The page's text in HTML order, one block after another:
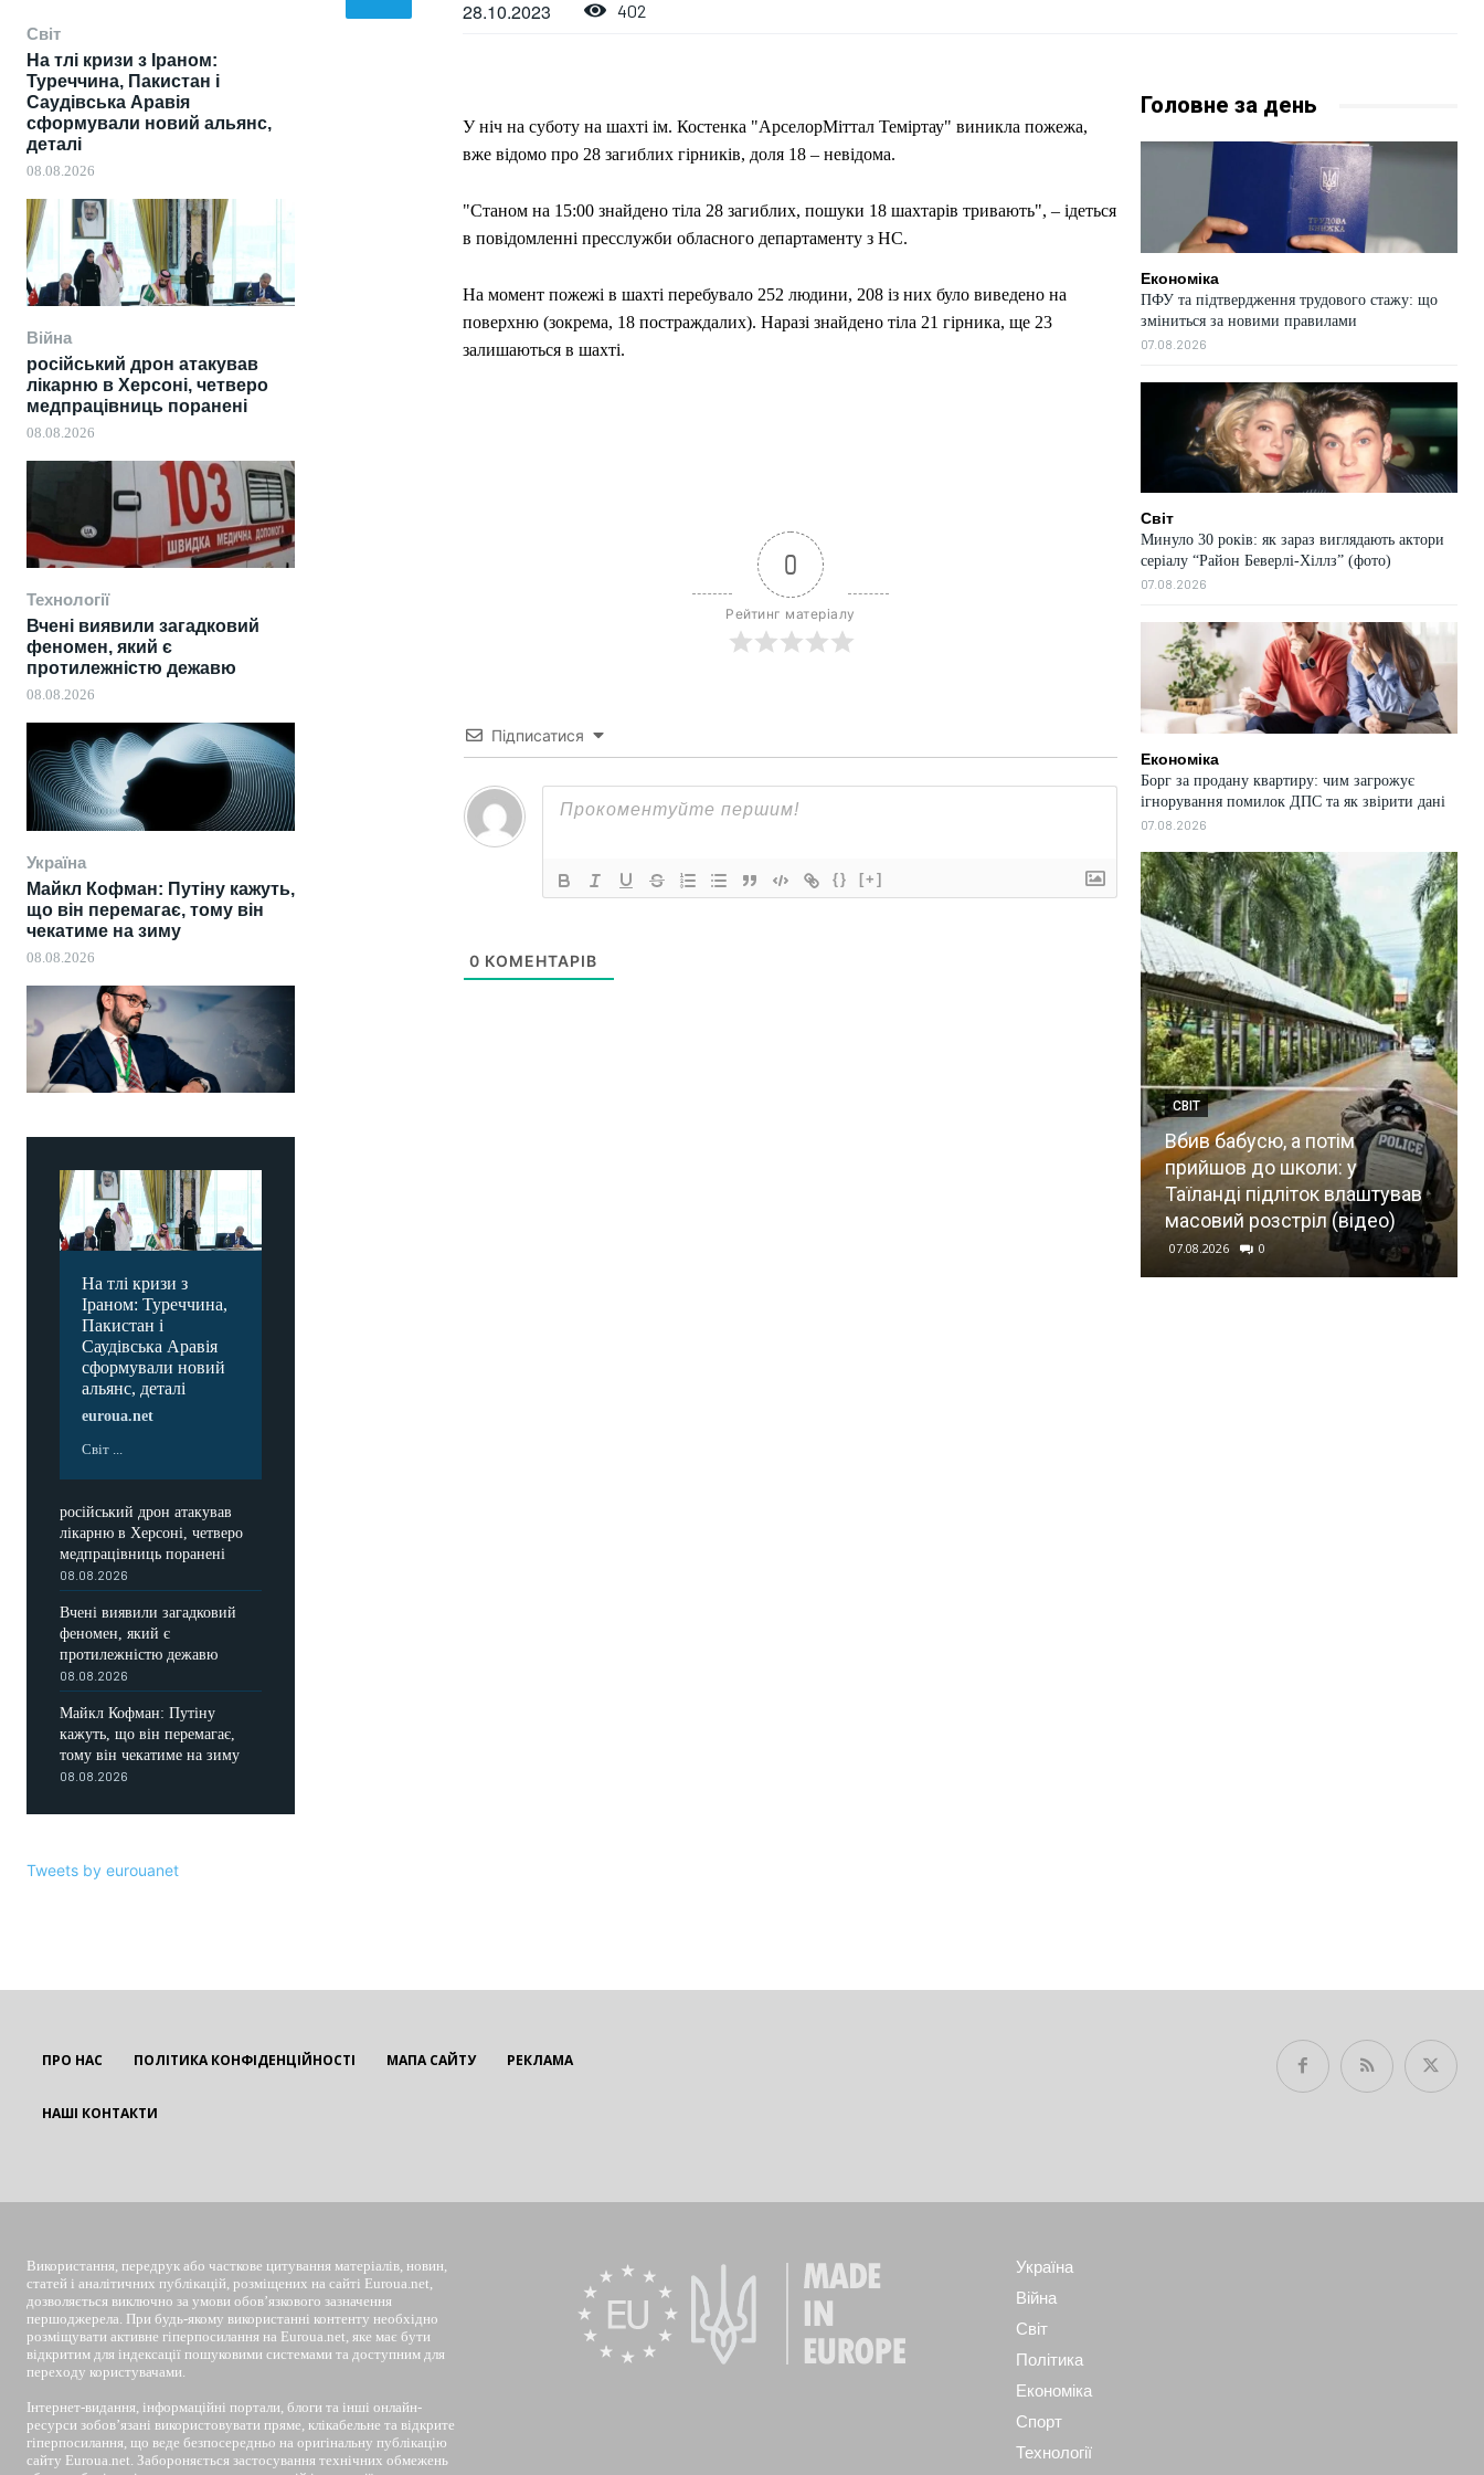
Світ
На тлі кризи з Іраном:
Туреччина, Пакистан і
Саудівська Аравія
сформували новий альянс,
деталі
08.08.2026
Війна
російський дрон атакував
лікарню в Херсоні, четверо
медпрацівниць поранені
08.08.2026
Технології
Вчені виявили загадковий
феномен, який є
протилежністю дежавю
08.08.2026
Україна
Майкл Кофман: Путіну кажуть,
що він перемагає, тому він
чекатиме на зиму
08.08.2026
На тлі кризи з
Іраном: Туреччина,
Пакистан і
Саудівська Аравія
сформували новий
альянс, деталі
euroua.net
Світ ...
російський дрон атакував
лікарню в Херсоні, четверо
медпрацівниць поранені
08.08.2026
Вчені виявили загадковий
феномен, який є
протилежністю дежавю
08.08.2026
Майкл Кофман: Путіну
кажуть, що він перемагає,
тому він чекатиме на зиму
08.08.2026
Tweets by eurouanet
28.10.2023 402
У ніч на суботу на шахті ім. Костенка "АрселорМіттал Теміртау" виникла пожежа,
вже відомо про 28 загиблих гірників, доля 18 – невідома.
"Станом на 15:00 знайдено тіла 28 загиблих, пошуки 18 шахтарів тривають", – ідеться
в повідомленні пресслужби обласного департаменту з НС.
На момент пожежі в шахті перебувало 252 людини, 208 із них було виведено на
поверхню (зокрема, 18 постраждалих). Наразі знайдено тіла 21 гірника, ще 23
залишаються в шахті.
0
Рейтинг матеріалу
Підписатися
{} [+]
0 КОМЕНТАРІВ
Головне за день
Економіка
ПФУ та підтвердження трудового стажу: що
зміниться за новими правилами
07.08.2026
Світ
Минуло 30 років: як зараз виглядають актори
серіалу “Район Беверлі-Хіллз” (фото)
07.08.2026
Економіка
Борг за продану квартиру: чим загрожує
ігнорування помилок ДПС та як звірити дані
07.08.2026
СВІТ
Вбив бабусю, а потім
прийшов до школи: у
Таїланді підліток влаштував
масовий розстріл (відео)
07.08.2026 0
ПРО НАС ПОЛІТИКА КОНФІДЕНЦІЙНОСТІ МАПА САЙТУ РЕКЛАМА
НАШІ КОНТАКТИ
Використання, передрук або часткове цитування матеріалів, новин,
статей і аналітичних публікацій, розміщених на сайті Euroua.net,
дозволяється виключно за умови обов’язкового зазначення
першоджерела. При будь-якому використанні контенту необхідно
розміщувати активне гіперпосилання на Euroua.net, яке має бути
відкритим для індексації пошуковими системами та доступним для
переходу користувачами.
Інтернет-видання, інформаційні портали, блоги та інші онлайн-
ресурси зобов’язані використовувати пряме, клікабельне та відкрите
гіперпосилання, що веде безпосередньо на оригінальну публікацію
сайту Euroua.net. Забороняється застосування технічних обмежень
Україна
Війна
Світ
Політика
Економіка
Спорт
Технології